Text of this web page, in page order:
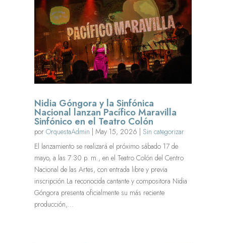
Nidia Góngora y la Sinfónica
Nacional lanzan Pacífico Maravilla
Sinfónico en el Teatro Colón
porOrquestaAdmin |May 15, 2026
Sin categorizar
El lanzamiento se realizará el próximo sábado 17 de
mayo, a las 7:30 p. m., en el Teatro Colón del Centro
Nacional de las Artes, con entrada libre y previa
inscripción.La reconocida cantante y compositora Nidia
Góngora presenta oficialmente su más reciente
producción,...